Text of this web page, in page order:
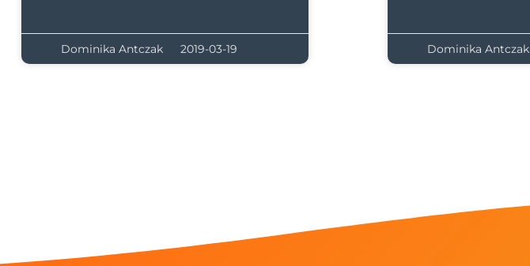
Dominika Antczak 2019-03-19 Dominika Antczak